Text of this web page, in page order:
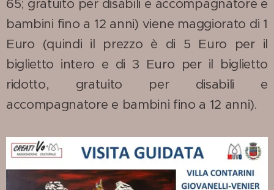
65; gratuito per disabili e accompagnatore e
bambini fino a 12 anni) viene maggiorato di 1
Euro (quindi il prezzo è di 5 Euro per il
biglietto intero e di 3 Euro per il biglietto
ridotto, gratuito per disabili e
accompagnatore e bambini fino a 12 anni).